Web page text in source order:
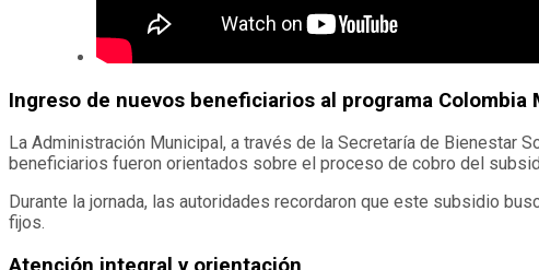
Ingreso de nuevos beneficiarios al programa Colombia
La Administración Municipal, a través de la Secretaría de Bienestar
beneficiarios fueron orientados sobre el proceso de cobro del
Durante la jornada, las autoridades recordaron que este subsidio
fijos.